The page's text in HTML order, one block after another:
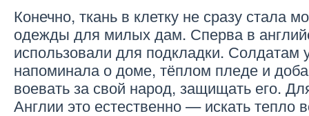
Конечно, ткань в клетку не сразу стала
одежды для милых дам. Сперва в
использовали для подкладки. Солдатам
напоминала о доме, тёплом пледе и
воевать за свой народ, защищать его.
Англии это естественно — искать тепло